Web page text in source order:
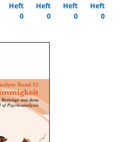
Heft
0
Heft
0
Heft
0
Heft
0